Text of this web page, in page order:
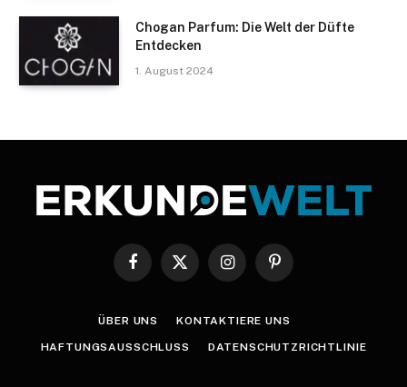
Chogan Parfum: Die Welt der Düfte
Entdecken
1. August 2024
Facebook
X
InstagramPinterest
ÜBER UNS KONTAKTIERE UNS
HAFTUNGSAUSSCHLUSS DATENSCHUTZRICHTLINIE